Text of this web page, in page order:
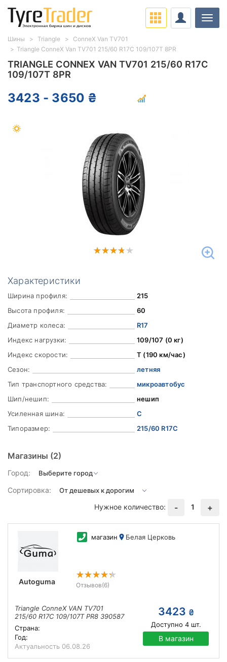
TRIANGLE CONNEX VAN TV701 215/60 R17C
109/107T 8PR
3423 - 3650 ₴
Характеристики
Ширина профиля:
215
Высота профиля:
60
Диаметр колеса:
R17
Индекс нагрузки:
109/107 (0 кг)
Индекс скорости:
T (190 км/час)
Сезон:
летняя
Тип транспортного средства:
микроавтобус
Шип/нешип:
нешип
Усиленная шина:
C
Типоразмер:
215/60 R17C
Магазины (2)
Город:
Сортировка:
Нужное количество:
- 1 +
Autoguma
магазин Белая Церковь
Отзывов(6)
Triangle ConneX VAN TV701
215/60 R17C 109/107T PR8 390587
Страна:
Год:
Актуальность 06.08.26
3423 ₴
Доступно 4шт.
В магазин
Шины Triangle
ConneX Van TV701
Triangle ConneX Van TV701 215/60 R17C 109/107T 8PR